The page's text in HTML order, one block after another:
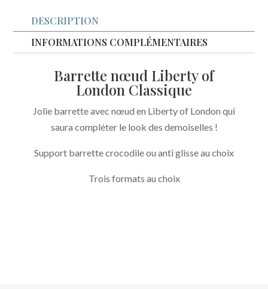
DESCRIPTION
INFORMATIONS COMPLÉMENTAIRES
Barrette nœud Liberty of
London Classique
Jolie barrette avec nœud en Liberty of London qui
saura compléter le look des demoiselles !
Support barrette crocodile ou anti glisse au choix
Trois formats au choix